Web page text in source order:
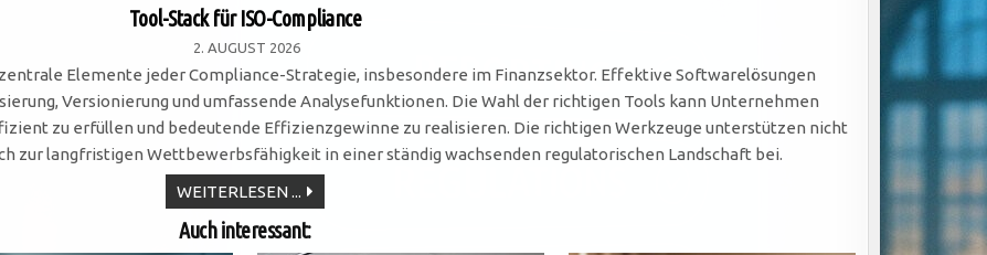
in
Tool-Stack für ISO-Compliance
2. AUGUST 2026
Elemente jeder Compliance-Strategie, insbesondere im Finanzsektor. Effektive Softwarelösungen
Versionierung und umfassende Analysefunktionen. Die Wahl der richtigen Tools kann Unternehmen
zu erfüllen und bedeutende Effizienzgewinne zu realisieren. Die richtigen Werkzeuge unterstützen nicht
zur langfristigen Wettbewerbsfähigkeit in einer ständig wachsenden regulatorischen Landschaft bei.
WEITERLESEN ... TOOL-
STACK
FÜR
ISO-
Auch interessant: